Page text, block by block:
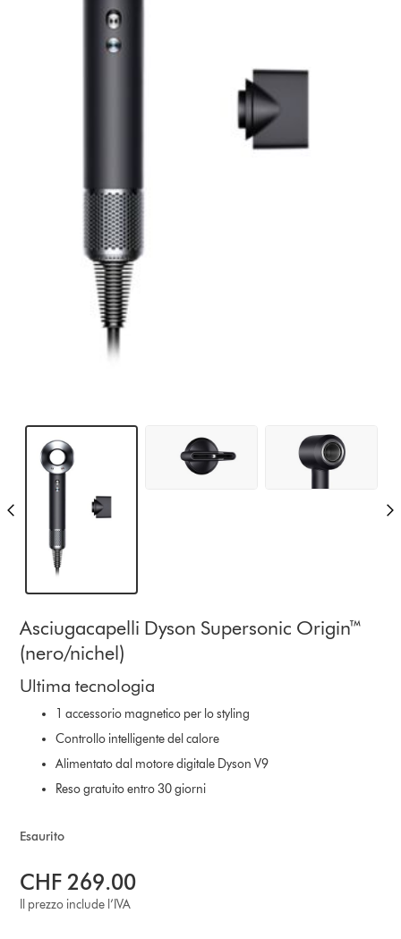
Asciugacapelli Dyson Supersonic Origin™
(nero/nichel)
Ultima tecnologia
1 accessorio magnetico per lo styling
Controllo intelligente del calore
Alimentato dal motore digitale Dyson V9
Reso gratuito entro 30 giorni
Esaurito
CHF 269.00
Il prezzo include l’IVA